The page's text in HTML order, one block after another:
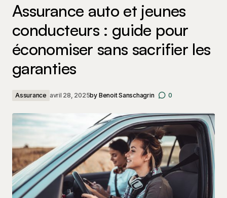
Assurance auto et jeunes
conducteurs : guide pour
économiser sans sacrifier les
garanties
Assurance avril 28, 2025by Benoit Sanschagrin 0